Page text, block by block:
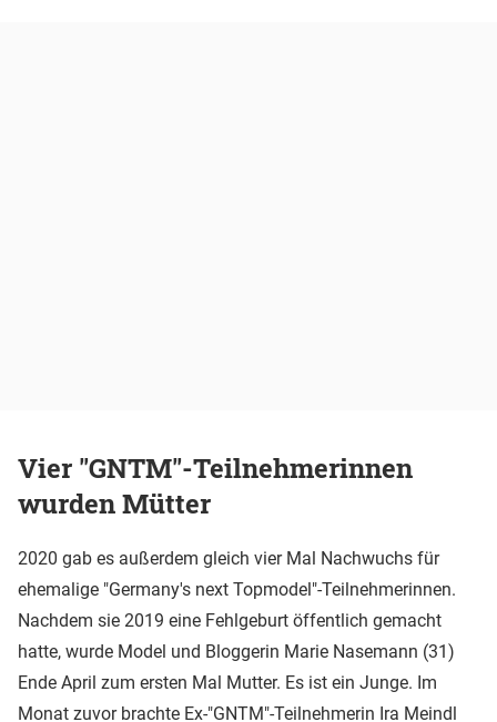
Vier "GNTM"-Teilnehmerinnen
wurden Mütter
2020 gab es außerdem gleich vier Mal Nachwuchs für
ehemalige "Germany's next Topmodel"-Teilnehmerinnen.
Nachdem sie 2019 eine Fehlgeburt öffentlich gemacht
hatte, wurde Model und Bloggerin Marie Nasemann (31)
Ende April zum ersten Mal Mutter. Es ist ein Junge. Im
Monat zuvor brachte Ex-"GNTM"-Teilnehmerin Ira Meindl